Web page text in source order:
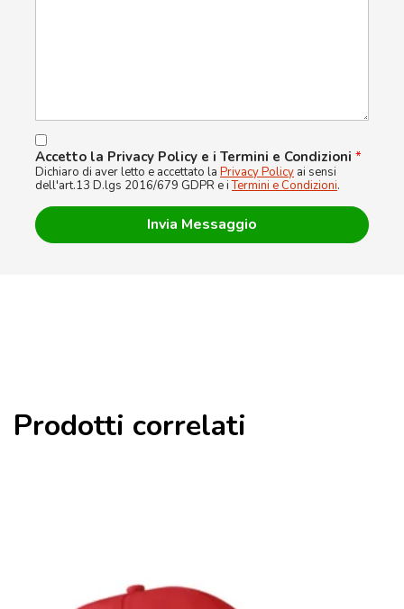
Accetto la Privacy Policy e i Termini e Condizioni *
Dichiaro di aver letto e accettato la Privacy Policy ai sensi
dell'art.13 D.lgs 2016/679 GDPR e iTermini e Condizioni.
Prodotti correlati